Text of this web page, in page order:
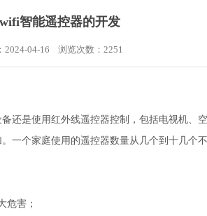
智能遥控器的开发
2024-04-16 浏览次数： 2251
还是使用红外线遥控器控制，包括电视机、
一个家庭使用的遥控器数量从几个到十几个
危害；